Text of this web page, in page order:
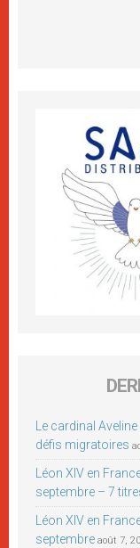
Le cardinal
défis migratoires
Léon XIV en
septembre – 7
Léon XIV en
septembre août 7,